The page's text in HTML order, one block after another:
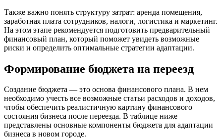
Также важно понять структуру затрат: аренда помещения,
заработная плата сотрудников, налоги, логистика и маркетинг.
На этом этапе рекомендуется подготовить предварительный
финансовый план, который поможет увидеть возможные
риски и определить оптимальные стратегии адаптации.
Формирование бюджета на переезд
Создание бюджета — это основа финансового плана. В нем
необходимо учесть все возможные статьи расходов и доходов,
чтобы обеспечить реалистичную картину финансового
состояния бизнеса после переезда. В таблице ниже
представлены основные компоненты бюджета для адаптации
бизнеса в новом городе.